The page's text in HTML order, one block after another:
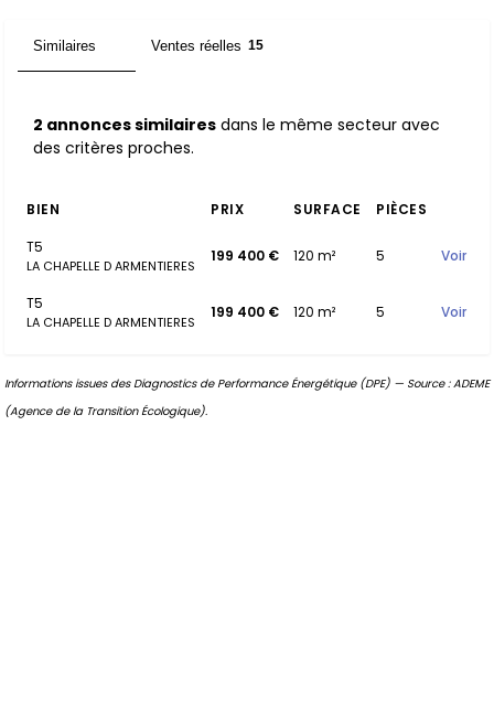
Similaires Ventes réelles 15
2 annonces similaires dans le même secteur avec
des critères proches.
BIEN PRIX SURFACE
PIÈCES
T5
LA CHAPELLE D ARMENTIERES
199 400 € 120 m² 5 Voir
T5
LA CHAPELLE D ARMENTIERES
199 400 € 120 m² 5 Voir
Informations issues des Diagnostics de Performance Énergétique (DPE) — Source : ADEME
(Agence de la Transition Écologique).